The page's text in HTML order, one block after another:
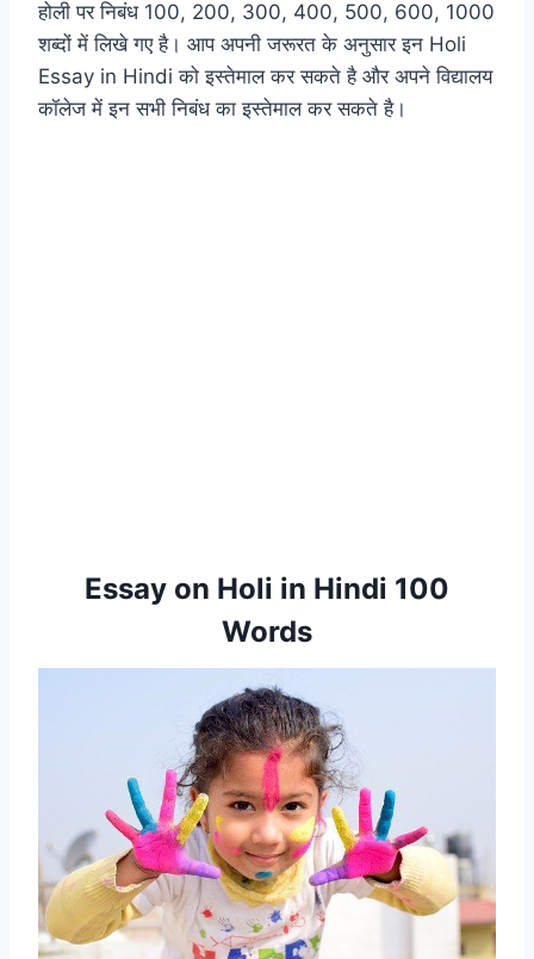
होली पर निबंध 100, 200, 300, 400, 500, 600, 1000
शब्दों में लिखे गए है। आप अपनी जरूरत के अनुसार इन Holi
Essay in Hindi को इस्तेमाल कर सकते है और अपने विद्यालय
कॉलेज में इन सभी निबंध का इस्तेमाल कर सकते है।
Essay on Holi in Hindi 100
Words